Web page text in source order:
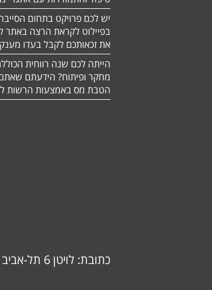
יש לכם פרויקט בתחום
בפיילוט לקראת הרצה באתר
את זכאותכם לקבל בעדו
הייתה לכם שנה רווחית
מחקר ופיתוח? הידעתם שאתם
הטבת מס באמצעות הרשות
כתובת: לויטן 6 תל-אביב 6920408 דוא"ל: info@ok-consulting.co.il טלפון: 0537739018 (אורנה)